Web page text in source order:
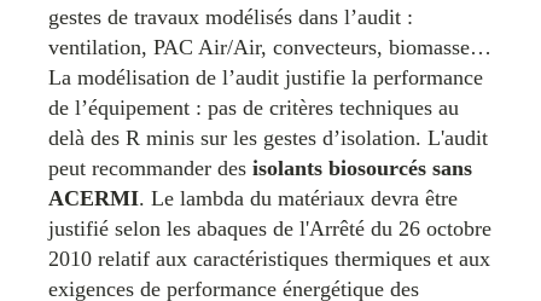
gestes de travaux modélisés dans l’audit :
ventilation, PAC Air/Air, convecteurs, biomasse…
La modélisation de l’audit justifie la performance
de l’équipement : pas de critères techniques au
delà des R minis sur les gestes d’isolation. L'audit
peut recommander des isolants biosourcés sans
ACERMI. Le lambda du matériaux devra être
justifié selon les abaques de l'Arrêté du 26 octobre
2010 relatif aux caractéristiques thermiques et aux
exigences de performance énergétique des